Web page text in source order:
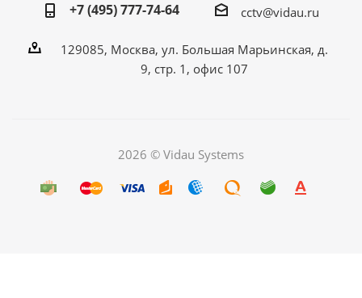
+7 (495) 777-74-64
cctv@vidau.ru
129085, Москва, ул. Большая Марьинская, д.
9, стр. 1, офис 107
2026 © Vidau Systems